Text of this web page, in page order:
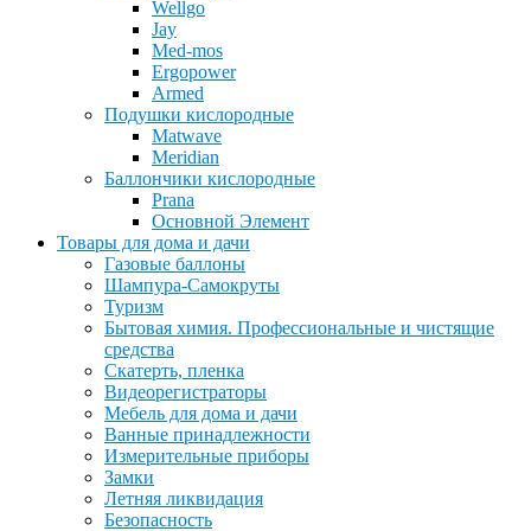
Wellgo
Jay
Med-mos
Ergopower
Armed
Подушки кислородные
Matwave
Meridian
Баллончики кислородные
Prana
Основной Элемент
Товары для дома и дачи
Газовые баллоны
Шампура-Самокруты
Туризм
Бытовая химия. Профессиональные и чистящие
средства
Скатерть, пленка
Видеорегистраторы
Мебель для дома и дачи
Ванные принадлежности
Измерительные приборы
Замки
Летняя ликвидация
Безопасность